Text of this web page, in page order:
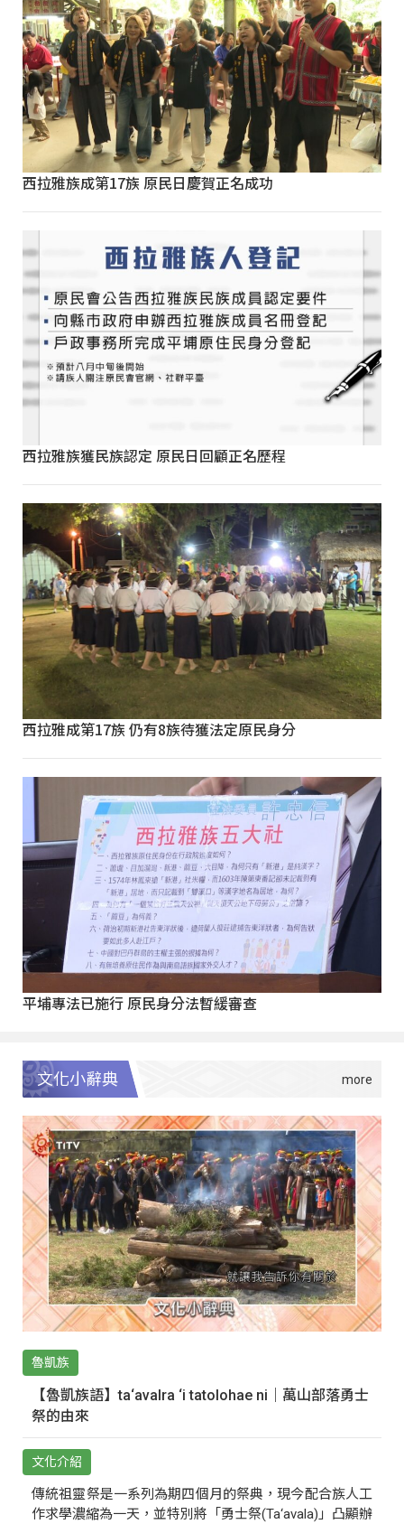
西拉雅族成第17族 原民日慶賀正名成功
西拉雅族獲民族認定 原民日回顧正名歷程
西拉雅成第17族 仍有8族待獲法定原民身分
平埔專法已施行 原民身分法暫緩審查
文化小辭典
魯凱族
【魯凱族語】ta‘avalra ‘i tatolohae ni｜萬山部落勇士
祭的由來
文化介紹
傳統祖靈祭是一系列為期四個月的祭典，現今配合族人工
作求學濃縮為一天，並特別將「勇士祭(Ta‘avala)」凸顯辦